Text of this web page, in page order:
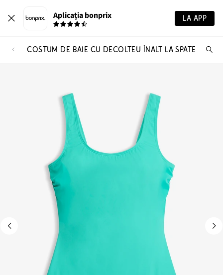
Aplicația bonprix LA APP
COSTUM DE BAIE CU DECOLTEU ÎNALT LA SPATE